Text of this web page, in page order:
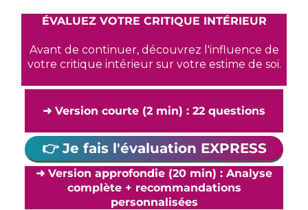
ÉVALUEZ VOTRE CRITIQUE INTÉRIEUR
Avant de continuer, découvrez l'influence de
votre critique intérieur sur votre estime de soi.
➜ Version courte (2 min) : 22 questions
👉 Je fais l'évaluation EXPRESS
➜ Version approfondie (20 min) : Analyse
complète + recommandations
personnalisées